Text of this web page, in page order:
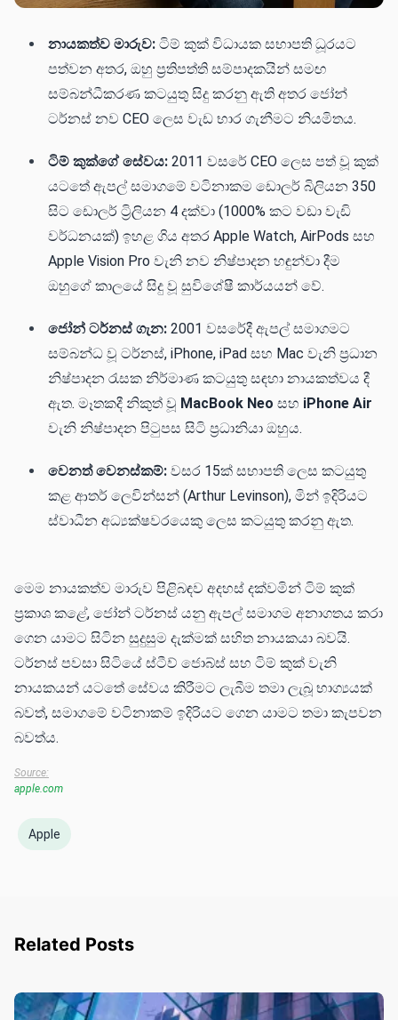
නායකත්ව මාරුව: ටිම් කුක් විධායක සභාපති ධූරයට
පත්වන අතර, ඔහු ප්‍රතිපත්ති සම්පාදකයින් සමඟ
සම්බන්ධීකරණ කටයුතු සිදු කරනු ඇති අතර ජෝන්
ටර්නස් නව CEO ලෙස වැඩ භාර ගැනීමට නියමිතය.
ටිම් කුක්ගේ සේවය: 2011 වසරේ CEO ලෙස පත් වූ කුක්
යටතේ ඇපල් සමාගමේ වටිනාකම ඩොලර් බිලියන 350
සිට ඩොලර් ට්‍රිලියන 4 දක්වා (1000% කට වඩා වැඩි
වර්ධනයක්) ඉහළ ගිය අතර Apple Watch, AirPods සහ
Apple Vision Pro වැනි නව නිෂ්පාදන හඳුන්වා දීම
ඔහුගේ කාලයේ සිදු වූ සුවිශේෂී කාර්යයන් වේ.
ජෝන් ටර්නස් ගැන: 2001 වසරේදී ඇපල් සමාගමට
සම්බන්ධ වූ ටර්නස්, iPhone, iPad සහ Mac වැනි ප්‍රධාන
නිෂ්පාදන රැසක නිර්මාණ කටයුතු සඳහා නායකත්වය දී
ඇත. මෑතකදී නිකුත් වූ MacBook Neo සහ iPhone Air
වැනි නිෂ්පාදන පිටුපස සිටි ප්‍රධානියා ඔහුය.
වෙනත් වෙනස්කම්: වසර 15ක් සභාපති ලෙස කටයුතු
කළ ආතර් ලෙවින්සන් (Arthur Levinson), මින් ඉදිරියට
ස්වාධීන අධ්‍යක්ෂවරයෙකු ලෙස කටයුතු කරනු ඇත.
මෙම නායකත්ව මාරුව පිළිබඳව අදහස් දක්වමින් ටිම් කුක්
ප්‍රකාශ කළේ, ජෝන් ටර්නස් යනු ඇපල් සමාගම අනාගතය කරා
ගෙන යාමට සිටින සුදුසුම දැක්මක් සහිත නායකයා බවයි.
ටර්නස් පවසා සිටියේ ස්ටීව් ජොබ්ස් සහ ටිම් කුක් වැනි
නායකයන් යටතේ සේවය කිරීමට ලැබීම තමා ලැබූ භාග්‍යයක්
බවත්, සමාගමේ වටිනාකම් ඉදිරියට ගෙන යාමට තමා කැපවන
බවත්ය.
Source:
apple.com
Apple
Related Posts